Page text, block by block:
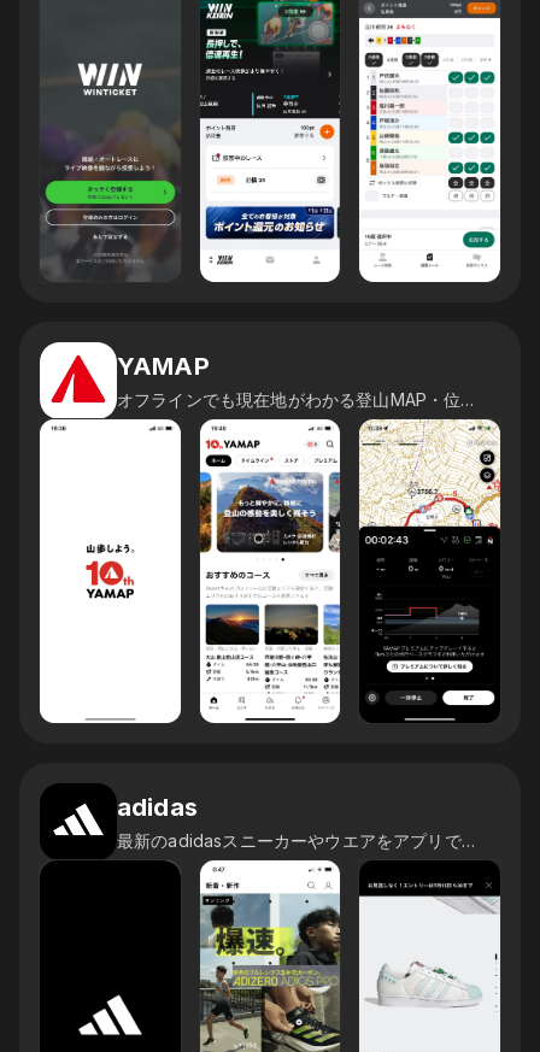
YAMAP
オフラインでも現在地がわかる登山MAP・位置情報アプリ
adidas
最新のadidasスニーカーやウエアをアプリで注文